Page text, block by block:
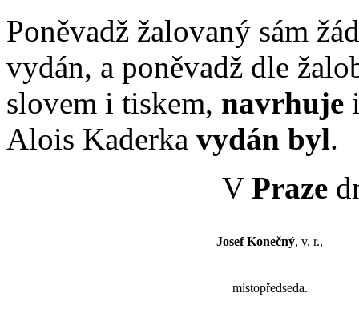
Poněvadž žalovaný sám
vydán, a poněvadž dle
slovem i tiskem, navrhuje
Alois Kaderka vydán byl.
V Praze
Josef Konečný, v. r.,
místopředseda.